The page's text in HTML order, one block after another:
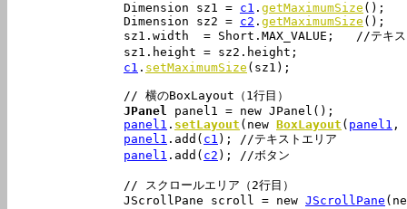
		Dimension sz1 =
c1 . getMaximumSize ();
		Dimension sz2 =
c2 . getMaximumSize ();
c1 . setMaximumSize (sz1);
JPanel
panel1 = new JPanel();
panel1 . setLayout (new BoxLayout ( panel1 ,
panel1 .add( c1 );	//テキストエリア
panel1 .add( c2 );	//ボタン
		JScrollPane
scroll = new JScrollPane